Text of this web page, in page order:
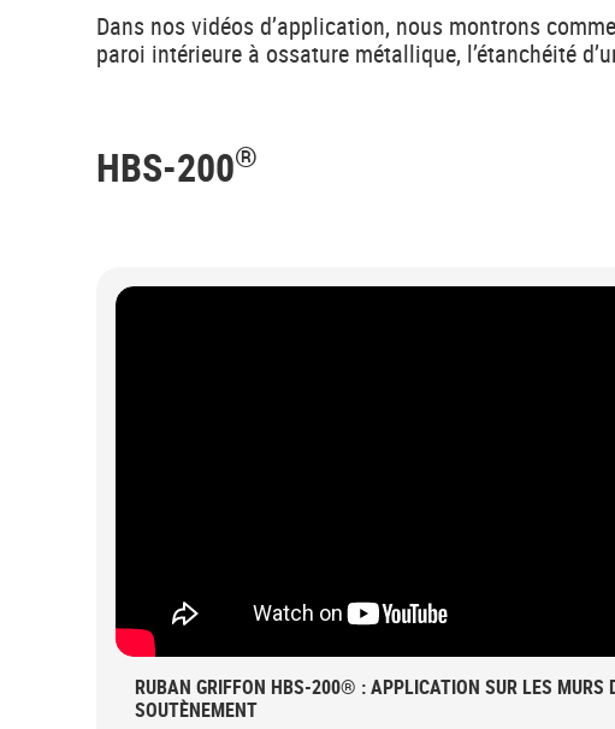
Dans nos vidéos d’application, nous montrons
paroi intérieure à ossature métallique, l’étanchéité
HBS-200®
RUBAN GRIFFON HBS-200® : APPLICATION SUR LES MURS
SOUTÈNEMENT